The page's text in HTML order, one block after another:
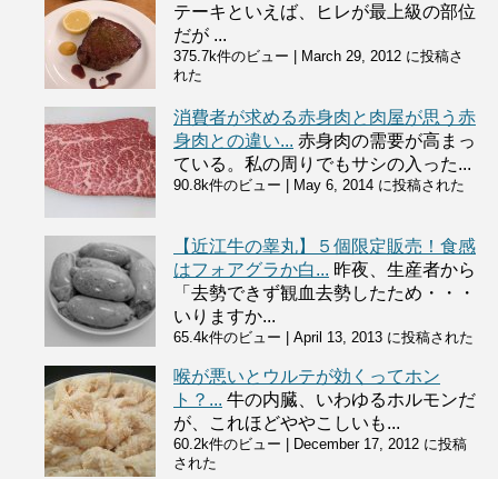
テーキといえば、ヒレが最上級の部位
だが ...
375.7k件のビュー
March 29, 2012 に投稿さ
れた
消費者が求める赤身肉と肉屋が思う赤
身肉との違い... 赤身肉の需要が高まっ
ている。私の周りでもサシの入った...
90.8k件のビュー May 6, 2014 に投稿された
【近江牛の睾丸】５個限定販売！食感
はフォアグラか白... 昨夜、生産者から
「去勢できず観血去勢したため・・・
いりますか...
65.4k件のビュー April 13, 2013 に投稿された
喉が悪いとウルテが効くってホン
ト？... 牛の内臓、いわゆるホルモンだ
が、これほどややこしいも...
60.2k件のビュー
December 17, 2012 に投稿
された